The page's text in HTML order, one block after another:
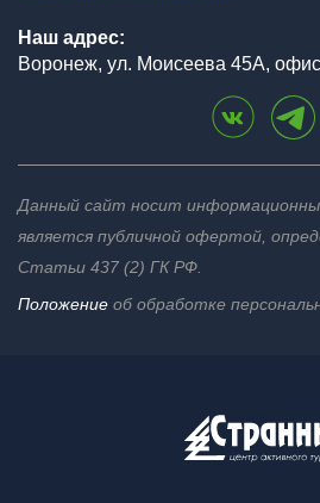
Наш адрес:
Воронеж, ул. Моисеева 45А,
Данный сайт носит
является публичной офертой,
Статьи 437 (2) ГК РФ.
Положение об обработке